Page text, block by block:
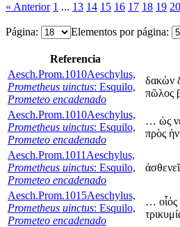
« Anterior 1 ... 13 14 15 16 17 18 19 20
Página: Elementos por página:
Referencia
Aesch.Prom.1010Aeschylus,
Prometheus uinctus: Esquilo,
Prometeo encadenado
δακὼν
πῶλος
Aesch.Prom.1010Aeschylus,
Prometheus uinctus: Esquilo,
Prometeo encadenado
… ὡς
πρὸς
Aesch.Prom.1011 Aeschylus,
Prometheus uinctus: Esquilo,
Prometeo encadenado
Aesch.Prom.1015Aeschylus,
Prometheus uinctus: Esquilo,
Prometeo encadenado
… οἷός